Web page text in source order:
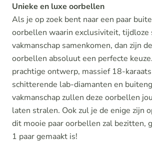
Unieke en luxe oorbellen
Als je op zoek bent naar een paar
oorbellen waarin exclusiviteit, tijdloze
vakmanschap samenkomen, dan zijn
oorbellen absoluut een perfecte
prachtige ontwerp, massief 18-
schitterende lab-diamanten en
vakmanschap zullen deze oorbellen
laten stralen. Ook zul je de enige zijn
dit mooie paar oorbellen zal bezitten,
1 paar gemaakt is!